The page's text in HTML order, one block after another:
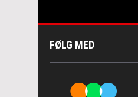
FØLG MED